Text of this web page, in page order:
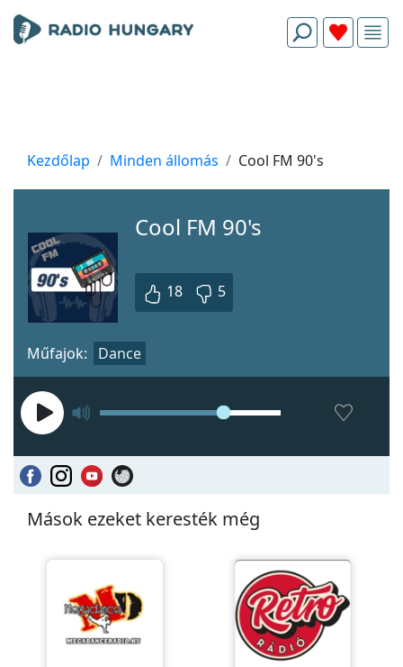
Kezdőlap Minden állomás Cool FM 90's
Cool FM 90's
18 5
Műfajok: Dance
Mások ezeket keresték még